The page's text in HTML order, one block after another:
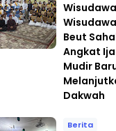
Beut
Angkat
Mudir
Dakwah
Berita